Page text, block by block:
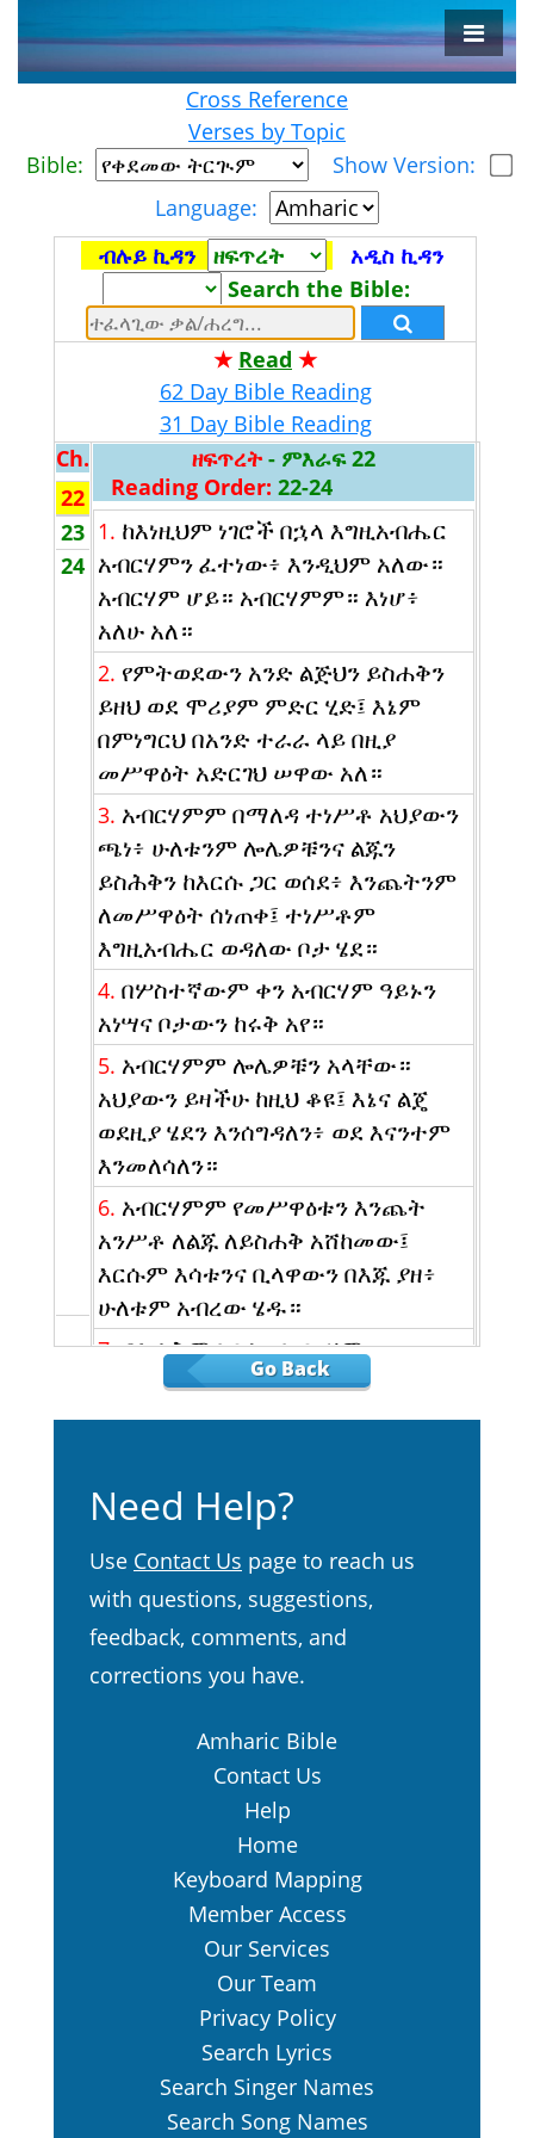
Cross Reference
Verses by Topic
Bible:
Show Version:
Language:
ብሉይ ኪዳን
አዲስ ኪዳን
Search the Bible:
★ Read ★
62 Day Bible Reading
31 Day Bible Reading
Ch.
22
23
24
ዘፍጥረት - ምእራፍ 22
Reading Order: 22-24
1. ከእነዚህም ነገሮች በኋላ እግዚአብሔር
አብርሃምን ፈተነው፥ እንዲህም አለው።
አብርሃም ሆይ። አብርሃምም። እነሆ፥
አለሁ አለ።
2. የምትወደውን አንድ ልጅህን ይስሐቅን
ይዘህ ወደ ሞሪያም ምድር ሂድ፤ እኔም
በምነግርህ በአንድ ተራራ ላይ በዚያ
መሥዋዕት አድርገህ ሠዋው አለ።
3. አብርሃምም በማለዳ ተነሥቶ አህያውን
ጫነ፥ ሁለቱንም ሎሌዎቹንና ልጁን
ይስሕቅን ከእርሱ ጋር ወሰደ፥ እንጨትንም
ለመሥዋዕት ሰነጠቀ፤ ተነሥቶም
እግዚአብሔር ወዳለው ቦታ ሄደ።
4. በሦስተኛውም ቀን አብርሃም ዓይኑን
አነሣና ቦታውን ከሩቅ አየ።
5. አብርሃምም ሎሌዎቹን አላቸው።
አህያውን ይዛችሁ ከዚህ ቆዩ፤ እኔና ልጄ
ወደዚያ ሄደን እንሰግዳለን፥ ወደ እናንተም
እንመለሳለን።
6. አብርሃምም የመሥዋዕቱን እንጨት
አንሥቶ ለልጁ ለይስሐቅ አሸከመው፤
እርሱም እሳቱንና ቢላዋውን በእጁ ያዘ፥
ሁለቱም አብረው ሄዱ።
7.ይስሐቅም አባቱን አብርሃምን
ተናገረው። አባቴ ሆይ አለ። እርሱም።
እነሆኝ፥ ልጄ አለው። እሳቱና እንጨቱ
8.አብርሃምም። ልጄ ሆይ፥ የመሥዋዕቱን
በግ እግዚአብሔር ያዘጋጃል አለው፤
ሁለቱም አብረው ሄዱ።
9.እግዚአብሔር ወዳለውም ቦታ ደረሱ፤
አብርሃምም በዚያ መሠዊያውን ሠራ፥
አስሮ በመሠዊያው በእንጨቱ ላይ
አብርሃምም እጁን ዘረጋ፥ ልጁንም
ያርድ ዘንድ ቢላዋ አነሣ።
የእግዚአብሔር መልአክም ከሰማይ
ጠራና። አብርሃም አብርሃም አለው፤
እርሱም። እነሆኝ አለ። እርሱም።
በብላቴናው ላይ እጅህን አትዘርጋ፥
አንዳችም አታድርግበት፤ አንድ ልጅህን
ለእኔ አልከለከልህምና እግዚአብሔርን
የምትፈራ እንደ ሆንህ አሁን አውቄአለሁ
Go Back
Need Help?
Use Contact Us page to reach us
with questions, suggestions,
feedback, comments, and
corrections you have.
Amharic Bible
Contact Us
Help
Home
Keyboard Mapping
Member Access
Our Services
Our Team
Privacy Policy
Search Lyrics
Search Singer Names
Search Song Names